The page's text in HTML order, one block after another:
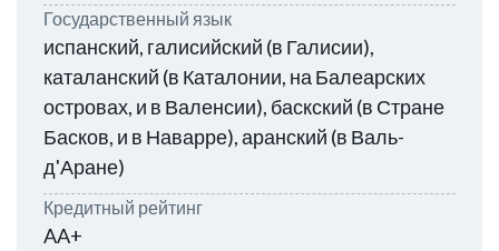
Государственный язык
испанский, галисийский (в Галисии),
каталанский (в Каталонии, на Балеарских
островах, и в Валенсии), баскский (в Стране
Басков, и в Наварре), аранский (в Валь-
д'Аране)
Кредитный рейтинг
AA+